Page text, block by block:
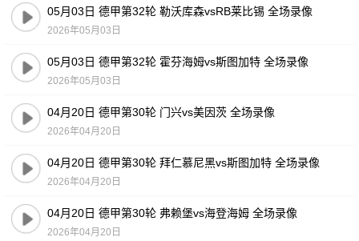
05月03日 德甲第32轮 勒沃库森vsRB莱比锡 全场录像
2026年05月03日
05月03日 德甲第32轮 霍芬海姆vs斯图加特 全场录像
2026年05月03日
04月20日 德甲第30轮 门兴vs美因茨 全场录像
2026年04月20日
04月20日 德甲第30轮 拜仁慕尼黑vs斯图加特 全场录像
2026年04月20日
04月20日 德甲第30轮 弗赖堡vs海登海姆 全场录像
2026年04月20日